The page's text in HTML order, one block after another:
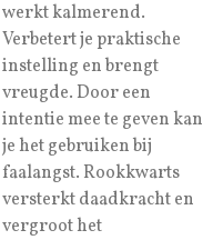
werkt kalmerend.
Verbetert je praktische
instelling en brengt
vreugde. Door een
intentie mee te geven kan
je het gebruiken bij
faalangst. Rookkwarts
versterkt daadkracht en
vergroot het